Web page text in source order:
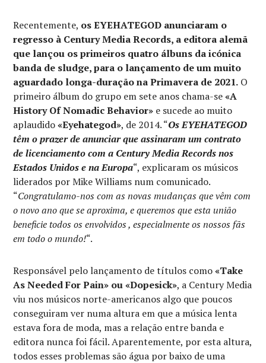
Recentemente, os EYEHATEGOD anunciaram o
regresso à Century Media Records, a editora alemã
que lançou os primeiros quatro álbuns da icónica
banda de sludge, para o lançamento de um muito
aguardado longa-duração na Primavera de 2021. O
primeiro álbum do grupo em sete anos chama-se«A
History Of Nomadic Behavior» e sucede ao muito
aplaudido«Eyehategod», de 2014. “Os EYEHATEGOD
têm o prazer de anunciar que assinaram um contrato
de licenciamento com a Century Media Records nos
Estados Unidos e na Europa“, explicaram os músicos
liderados por Mike Williams num comunicado.
“Congratulamo-nos com as novas mudanças que vêm com
o novo ano que se aproxima, e queremos que esta união
beneficie todos os envolvidos , especialmente os nossos fãs
em todo o mundo!“.
Responsável pelo lançamento de títulos como«Take
As Needed For Pain» ou «Dopesick», a Century Media
viu nos músicos norte-americanos algo que poucos
conseguiram ver numa altura em que a música lenta
estava fora de moda, mas a relação entre banda e
editora nunca foi fácil. Aparentemente, por esta altura,
todos esses problemas são água por baixo de uma